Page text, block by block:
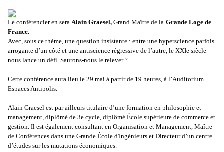
Le conférencier en sera Alain Graesel, Grand Maître de la Grande Loge de
France.
Avec, sous ce thème, une question insistante : entre une hyperscience parfois
arrogante d’un côté et une antiscience régressive de l’autre, le XXIe siècle
nous lance un défi. Saurons-nous le relever ?
Cette conférence aura lieu le 29 mai à partir de 19 heures, à l’Auditorium
Espaces Antipolis.
Alain Graesel est par ailleurs titulaire d’une formation en philosophie et
management, diplômé de 3e cycle, diplômé École supérieure de commerce et
gestion. Il est également consultant en Organisation et Management, Maître
de Conférences dans une Grande École d'Ingénieurs et Directeur d’un centre
d’études sur les mutations économiques.